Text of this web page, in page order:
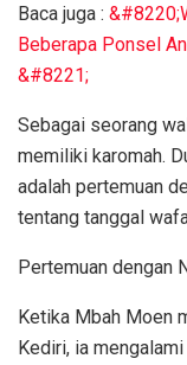
Baca juga :
Beberapa Ponsel
&#8221;
Sebagai seorang
memiliki karomah.
adalah pertemuan
tentang tanggal
Pertemuan dengan
Ketika Mbah Moen
Kediri, ia